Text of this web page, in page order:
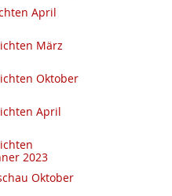
April
März
Oktober
April
2023
Oktober